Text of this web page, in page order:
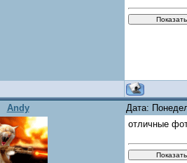
Andy Дата:
отличные